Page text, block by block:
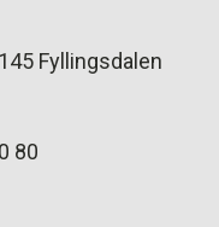
Fyllingsdalen
80